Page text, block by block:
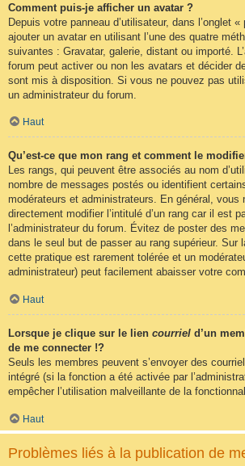
Comment puis-je afficher un avatar ?
Depuis votre panneau d’utilisateur, dans l’onglet
ajouter un avatar en utilisant l’une des quatre
suivantes : Gravatar, galerie, distant ou importé.
forum peut activer ou non les avatars et décider
sont mis à disposition. Si vous ne pouvez pas
un administrateur du forum.
Haut
Qu’est-ce que mon rang et comment le
Les rangs, qui peuvent être associés au nom
nombre de messages postés ou identifient
modérateurs et administrateurs. En général, vous
directement modifier l’intitulé d’un rang car il est
l’administrateur du forum. Évitez de poster des
dans le seul but de passer au rang supérieur. Sur
cette pratique est rarement tolérée et un
administrateur) peut facilement abaisser votre
Haut
Lorsque je clique sur le lien courriel d’un
de me connecter !?
Seuls les membres peuvent s’envoyer des
intégré (si la fonction a été activée par
empêcher l’utilisation malveillante de la
Haut
Problèmes liés à la publication de